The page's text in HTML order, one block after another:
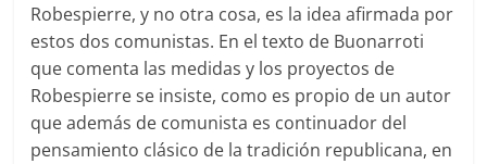
Robespierre, y no otra cosa, es la idea afirmada por
estos dos comunistas. En el texto de Buonarroti
que comenta las medidas y los proyectos de
Robespierre se insiste, como es propio de un autor
que además de comunista es continuador del
pensamiento clásico de la tradición republicana, en